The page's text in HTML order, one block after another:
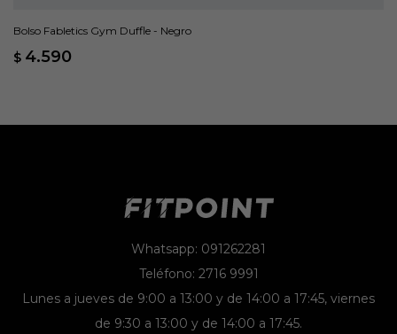
Bolso Fabletics Gym Duffle - Negro
$ 4.590
Whatsapp: 091262281
Teléfono: 2716 9991
Lunes a jueves de 9:00 a 13:00 y de 14:00 a 17:45, viernes
de 9:30 a 13:00 y de 14:00 a 17:45.